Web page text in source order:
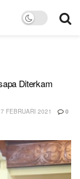
Diterkam
FEBRUARI 2021 0